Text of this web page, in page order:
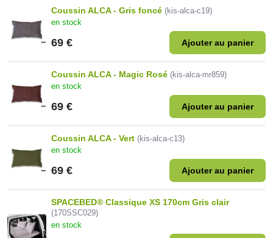
Coussin ALCA - Gris foncé (kis-alca-c19)
en stock
69 € Ajouter au panier
Coussin ALCA - Magic Rosé (kis-alca-mr859)
en stock
69 € Ajouter au panier
Coussin ALCA - Vert (kis-alca-c13)
en stock
69 € Ajouter au panier
SPACEBED® Classique XS 170cm Gris clair
(170SSC029)
en stock